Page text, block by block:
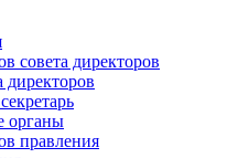
совета директоров
директоров
органы
правления